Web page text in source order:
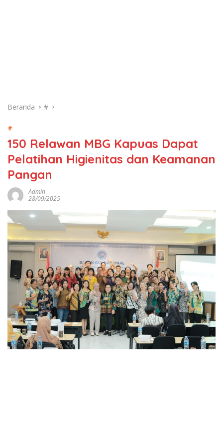
Beranda #
#
150 Relawan MBG Kapuas Dapat
Pelatihan Higienitas dan Keamanan
Pangan
Admin
28/09/2025